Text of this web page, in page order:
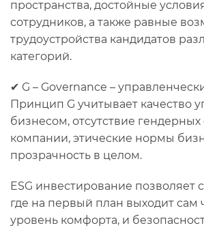
пространства, достойные
сотрудников, а также равные
трудоустройства кандидатов
категорий.
✔ G – Governance –
Принцип G учитывает качество
бизнесом, отсутствие гендерных
компании, этические нормы
прозрачность в целом.
ESG инвестирование позволяет
где на первый план выходит сам
уровень комфорта, и